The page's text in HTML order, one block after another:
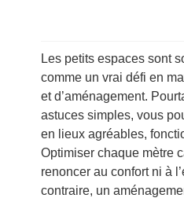
Les petits espaces sont
comme un vrai défi en
et d’aménagement.
astuces simples, vous
en lieux agréables,
Optimiser chaque mètre
renoncer au confort ni à
contraire, un